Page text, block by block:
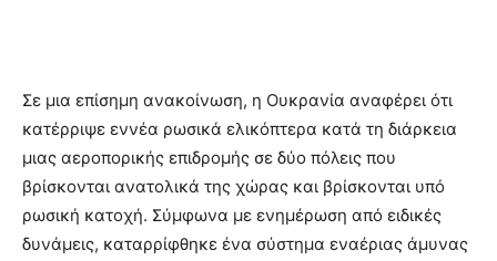
Σε μια επίσημη ανακοίνωση, η Ουκρανία αναφέρει ότι
κατέρριψε εννέα ρωσικά ελικόπτερα κατά τη διάρκεια
μιας αεροπορικής επιδρομής σε δύο πόλεις που
βρίσκονται ανατολικά της χώρας και βρίσκονται υπό
ρωσική κατοχή. Σύμφωνα με ενημέρωση από ειδικές
δυνάμεις, καταρρίφθηκε ένα σύστημα εναέριας άμυνας